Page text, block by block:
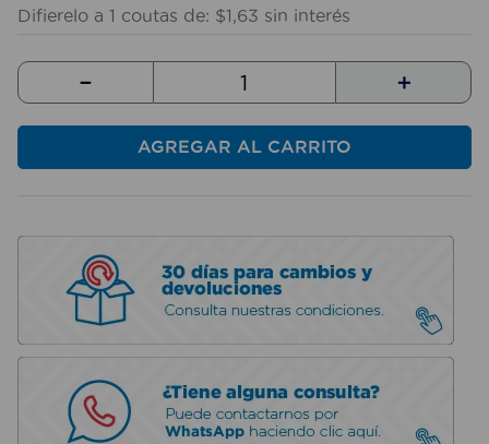
Difierelo a 1 coutas de: $1,63 sin interés
＋
－
AGREGAR AL CARRITO